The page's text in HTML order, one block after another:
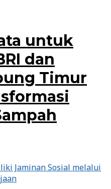
untuk
dan
Timur